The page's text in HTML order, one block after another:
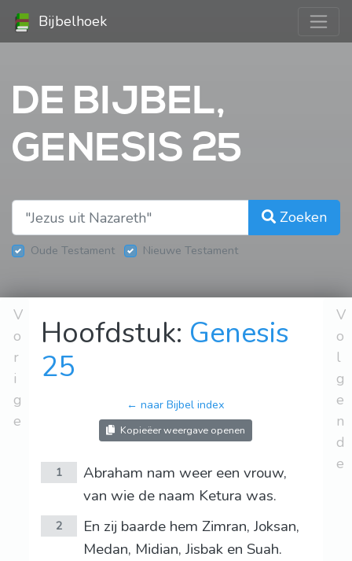
Bijbelhoek
DE BIJBEL,
GENESIS 25
Zoeken
Oude Testament Nieuwe Testament
V
o
r
i
g
e
Hoofdstuk: Genesis
25
← naar Bijbel index
Kopieëer weergave openen
1
Abraham nam weer een vrouw,
van wie de naam Ketura was.
2
En zij baarde hem Zimran, Joksan,
Medan, Midian, Jisbak en Suah.
V
o
l
g
e
n
d
e